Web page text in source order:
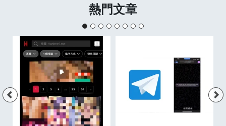
熱門文章